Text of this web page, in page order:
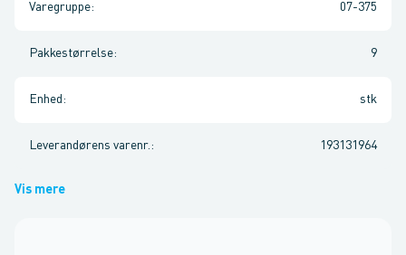
Varegruppe: 07-375
Pakkestørrelse: 9
Enhed : stk
Leverandørens varenr. : 193131964
Vis mere